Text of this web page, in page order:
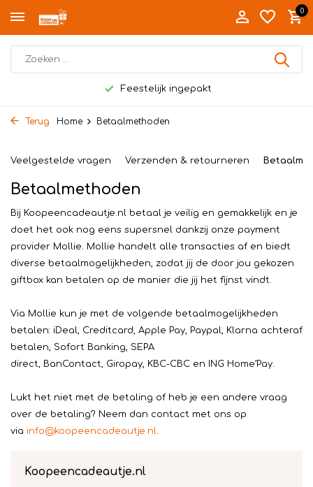
0
Feestelijk ingepakt
Terug Home Betaalmethoden
Veelgestelde vragen Verzenden & retourneren
Betaalmethoden
Bij Koopeencadeautje.nl betaal je veilig en gemakkelijk en je
doet het ook nog eens supersnel dankzij onze payment
provider Mollie. Mollie handelt alle transacties af en biedt
diverse betaalmogelijkheden, zodat jij de door jou gekozen
giftbox kan betalen op de manier die jij het fijnst vindt.
Via Mollie kun je met de volgende betaalmogelijkheden
betalen: iDeal, Creditcard, Apple Pay, Paypal, Klarna achteraf
betalen, Sofort Banking, SEPA
direct, BanContact, Giropay, KBC-CBC en ING Home’Pay.
Lukt het niet met de betaling of heb je een andere vraag
over de betaling? Neem dan contact met ons op
via info@koopeencadeautje.nl.
Koopeencadeautje.nl